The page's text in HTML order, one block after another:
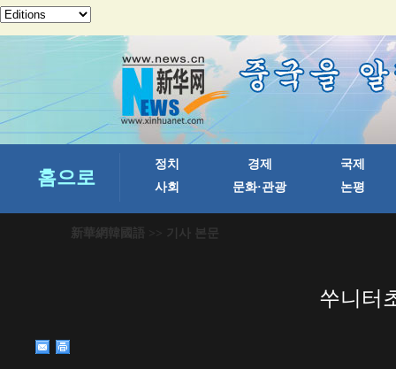
新華網韓國語 >> 기사 본문
쑤니터